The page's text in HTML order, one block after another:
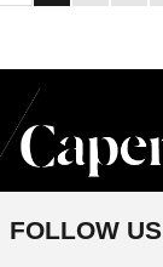
FOLLOW US